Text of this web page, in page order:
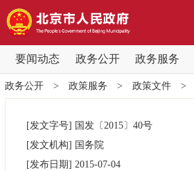
要闻动态 政务公开 政务服务
要闻动态
党中央精神 国务院信息
北京要闻 会议信息
政务公开> 政策服务 > 政策文件>
[发文字号] 国发〔2015〕 40号
[发文机构] 国务院
[发布日期] 2015-07-04